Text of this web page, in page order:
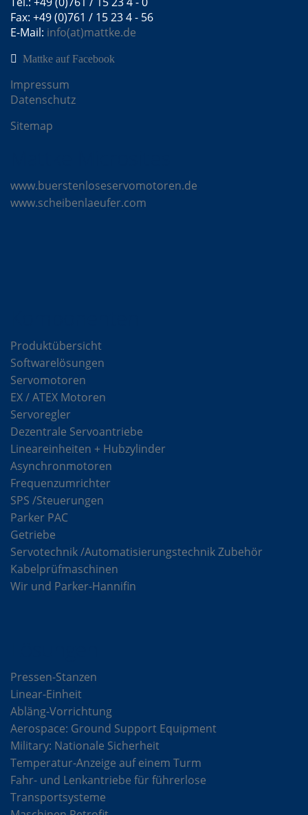
Fax: +49 (0)761 / 15 23 4 - 56
E-Mail: info(at)mattke.de
Mattke auf Facebook
Impressum
Datenschutz
Sitemap
www.buerstenloseservomotoren.de
www.scheibenlaeufer.com
Produktübersicht
Softwarelösungen
Servomotoren
EX / ATEX Motoren
Servoregler
Dezentrale Servoantriebe
Lineareinheiten + Hubzylinder
Asynchronmotoren
Frequenzumrichter
SPS /Steuerungen
Parker PAC
Getriebe
Servotechnik /Automatisierungstechnik Zubehör
Kabelprüfmaschinen
Wir und Parker-Hannifin
Pressen-Stanzen
Linear-Einheit
Abläng-Vorrichtung
Aerospace: Ground Support Equipment
Military: Nationale Sicherheit
Temperatur-Anzeige auf einem Turm
Fahr- und Lenkantriebe für führerlose
Transportsysteme